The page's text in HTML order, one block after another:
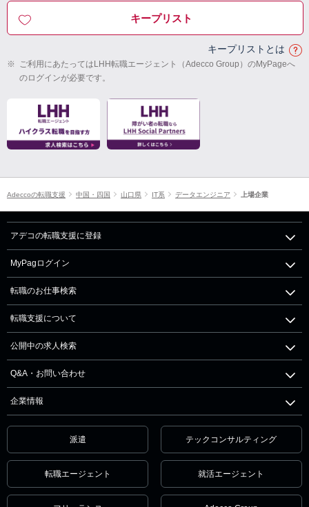
キープリスト
キープリストとは
※ ご利用にあたってはLHH転職エージェント（Adecco Group）のMyPageへ
のログインが必要です。
Adeccoの転職支援 中国・四国 山口県 IT系 データエンジニア 上場企業
アデコの転職支援に登録
MyPagログイン
転職のお仕事検索
転職支援について
公開中の求人検索
Q&A・お問い合わせ
企業情報
派遣 テックコンサルティング
転職エージェント 就活エージェント